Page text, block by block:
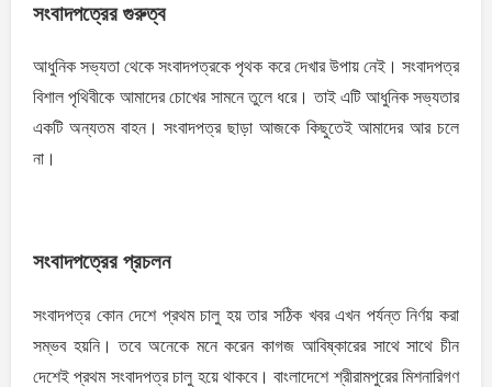
সংবাদপত্রের গুরুত্ব
আধুনিক সভ্যতা থেকে সংবাদপত্রকে পৃথক করে দেখার উপায় নেই। সংবাদপত্র
বিশাল পৃথিবীকে আমাদের চোখের সামনে তুলে ধরে। তাই এটি আধুনিক সভ্যতার
একটি অন্যতম বাহন। সংবাদপত্র ছাড়া আজকে কিছুতেই আমাদের আর চলে
না।
সংবাদপত্রের প্রচলন
সংবাদপত্র কোন দেশে প্রথম চালু হয় তার সঠিক খবর এখন পর্যন্ত নির্ণয় করা
সম্ভব হয়নি। তবে অনেকে মনে করেন কাগজ আবিষ্কারের সাথে সাথে চীন
দেশেই প্রথম সংবাদপত্র চালু হয়ে থাকবে। বাংলাদেশে শ্রীরামপুরের মিশনারিগণ